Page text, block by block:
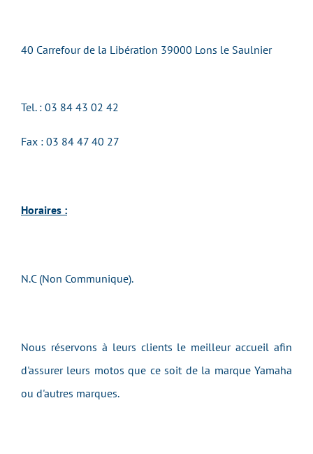
40 Carrefour de la Libération 39000 Lons le Saulnier
Tel. : 03 84 43 02 42
Fax : 03 84 47 40 27
Horaires :
N.C (Non Communique).
Nous réservons à leurs clients le meilleur accueil afin
d'assurer leurs motos que ce soit de la marque Yamaha
ou d'autres marques.